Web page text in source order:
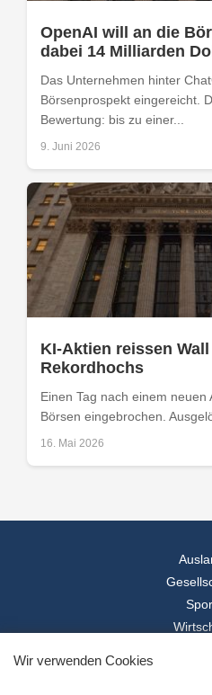
OpenAI will an die
dabei 14 Milliarden
Das Unternehmen hinter
Börsenprospekt eingereicht.
Bewertung: bis zu einer...
9. Juni 2026
KI-Aktien reissen
Rekordhochs
Einen Tag nach einem neuen
Börsen eingebrochen.
16. Mai 2026
© 2026Landesspiegel
Wir verwenden Cookies